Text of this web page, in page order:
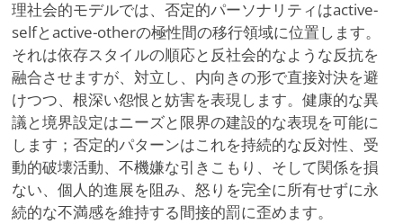
理社会的モデルでは、否定的パーソナリティはactive-
selfとactive-otherの極性間の移行領域に位置します。
それは依存スタイルの順応と反社会的なような反抗を
融合させますが、対立し、内向きの形で直接対決を避
けつつ、根深い怨恨と妨害を表現します。健康的な異
議と境界設定はニーズと限界の建設的な表現を可能に
します；否定的パターンはこれを持続的な反対性、受
動的破壊活動、不機嫌な引きこもり、そして関係を損
ない、個人的進展を阻み、怒りを完全に所有せずに永
続的な不満感を維持する間接的罰に歪めます。